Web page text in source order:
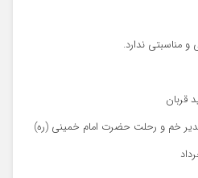
قربان
خم و رحلت حضرت امام خمینی (ره)